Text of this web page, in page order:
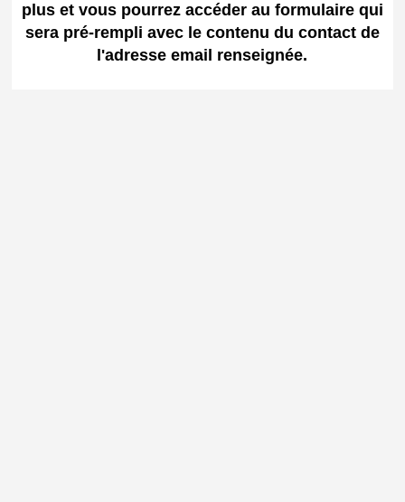
plus et vous pourrez accéder au formulaire qui
sera pré-rempli avec le contenu du contact de
l'adresse email renseignée.